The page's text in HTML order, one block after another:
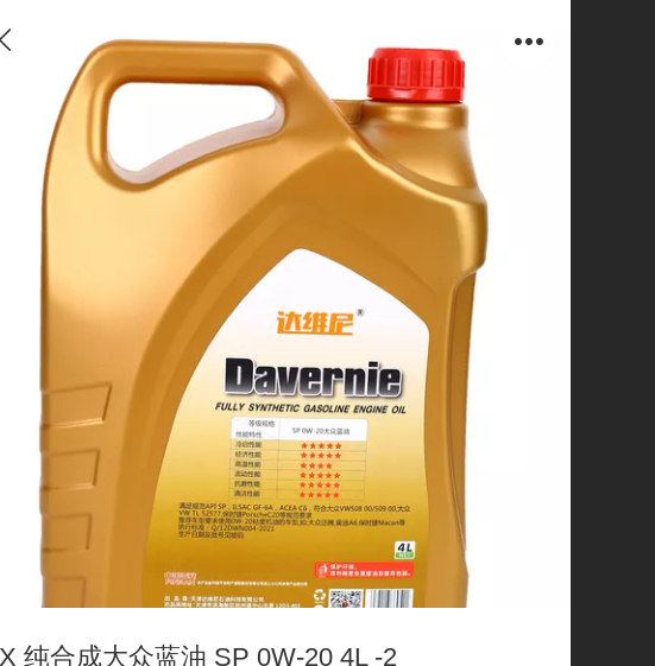
纯合成大众蓝油 SP 0W-20 4L -2